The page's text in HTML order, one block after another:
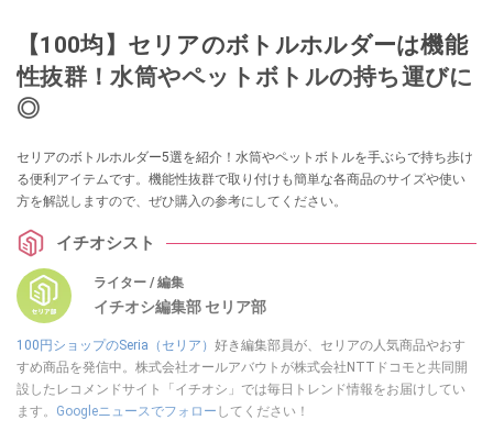
【100均】セリアのボトルホルダーは機能
性抜群！水筒やペットボトルの持ち運びに
◎
セリアのボトルホルダー5選を紹介！水筒やペットボトルを手ぶらで持ち歩け
る便利アイテムです。機能性抜群で取り付けも簡単な各商品のサイズや使い
方を解説しますので、ぜひ購入の参考にしてください。
イチオシスト
ライター / 編集
イチオシ編集部 セリア部
100円ショップのSeria（セリア） 好き編集部員が、セリアの人気商品やおす
すめ商品を発信中。株式会社オールアバウトが株式会社NTTドコモと共同開
設したレコメンドサイト「イチオシ」では毎日トレンド情報をお届けしてい
ます。 Googleニュースでフォロー してください！